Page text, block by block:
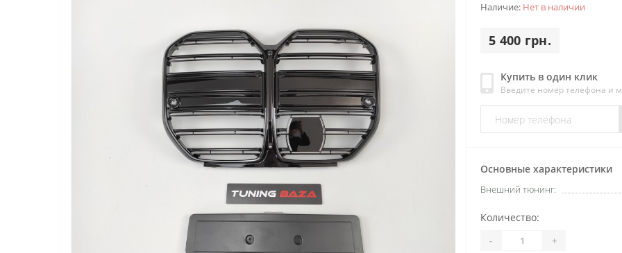
Наличие: Нет в наличии
5 400 грн.
Купить в один клик
Введите номер телефона и
Основные характеристики
Внешний тюнинг:
Количество:
- +